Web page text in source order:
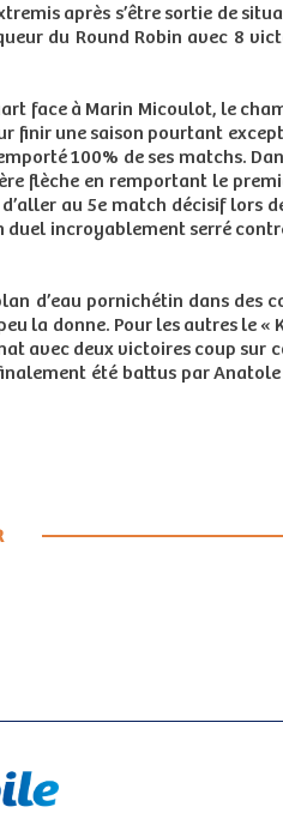
après s’être sortie de
du Round Robin avec 8
face à Marin Micoulot, le
finir une saison pourtant
100% de ses matchs.
flèche en remportant le
au 5e match décisif lors
incroyablement serré
d’eau pornichétin dans des
la donne. Pour les autres le «
avec deux victoires coup sur
été battus par